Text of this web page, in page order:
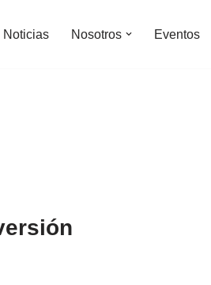
Noticias Nosotros Eventos